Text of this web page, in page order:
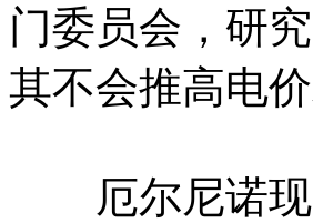
门委员会，研
其不会推高电
厄尔尼诺现